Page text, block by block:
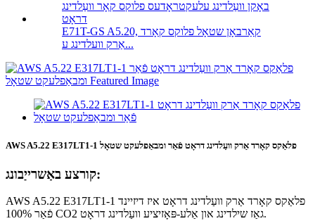
E71T-GS A5.20, קאַרבאָן שטאָל פלוקס קאָרד
אַרק וועלדינג ע...
AWS A5.22 E317LT1-1 פלאַקס קאָרד אַרק וועַלדינג דראָט פֿאַר ומבאַפלעקט שטאָל
קורצע באַשרייַבונג:
AWS A5.22 E317LT1-1 פלאַקס קאָרד אַרק וועַלדינג דראָט איז דיזיינד
פֿאַר 100% CO2 גאַז שילדינג און אַלע-פּאָזיציע וועַלדינג דראָט.